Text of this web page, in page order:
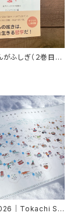
がふしぎ（２巻目) -
つぶやきの詩集 -
｜Tokachi Sn
2026